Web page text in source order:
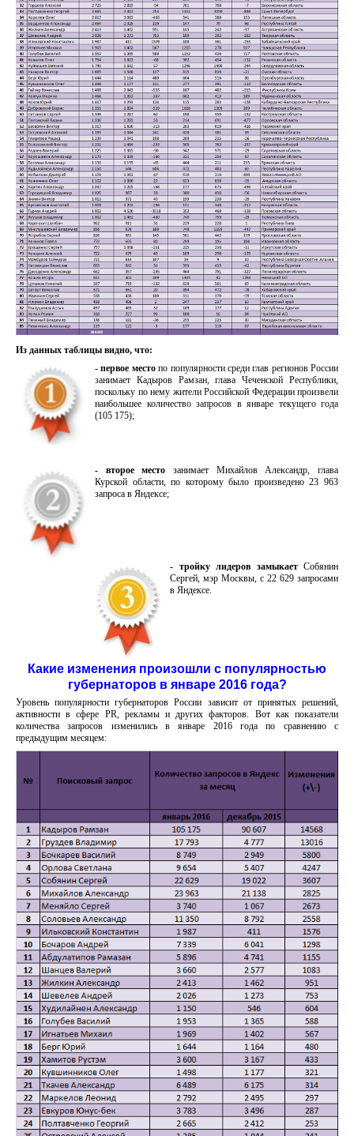
Из данных таблицы видно, что:
- первое местопо популярности среди глав регионов России
занимает Кадыров Рамзан, глава Чеченской Республики,
поскольку по нему жители Российской Федерации произвели
наибольшее количество запросов в январе текущего года
(105 175);
- второе место занимает Михайлов Александр, глава
Курской области, по которому было произведено 23 963
запроса в Яндексе;
- тройку лидеров замыкаетСобянин
Сергей, мэр Москвы, с 22 629 запросами
в Яндексе.
Какие изменения произошли с популярностью
губернаторов в январе 2016 года?
Уровень популярности губернаторов России зависит от принятых решений,
активности в сфере PR, рекламы и других факторов. Вот как показатели
количества запросов изменились в январе 2016 года по сравнению с
предыдущим месяцем: